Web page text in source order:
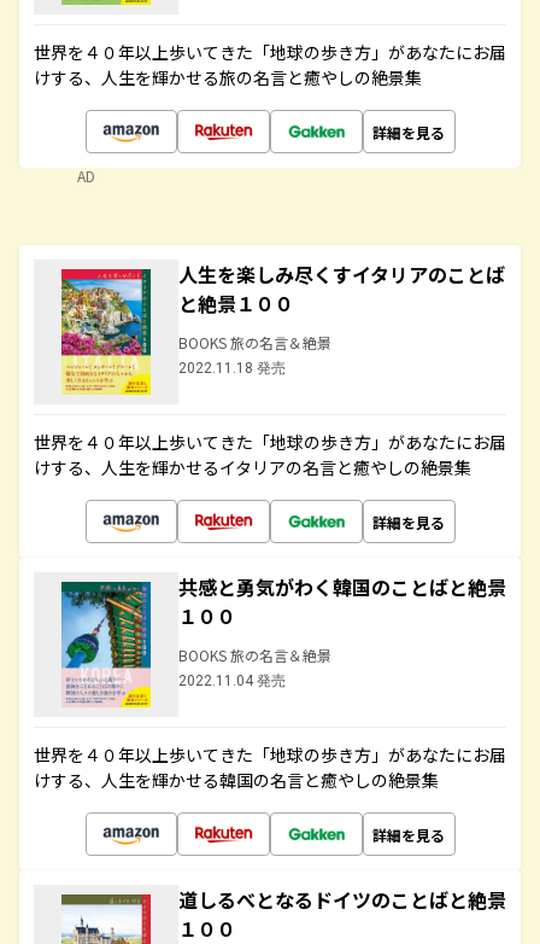
世界を４０年以上歩いてきた「地球の歩き方」があなたにお届
けする、人生を輝かせる旅の名言と癒やしの絶景集
詳細を見る
AD
人生を楽しみ尽くすイタリアのことば
と絶景１００
BOOKS 旅の名言＆絶景
2022.11.18 発売
世界を４０年以上歩いてきた「地球の歩き方」があなたにお届
けする、人生を輝かせるイタリアの名言と癒やしの絶景集
詳細を見る
共感と勇気がわく韓国のことばと絶景
１００
BOOKS 旅の名言＆絶景
2022.11.04 発売
世界を４０年以上歩いてきた「地球の歩き方」があなたにお届
けする、人生を輝かせる韓国の名言と癒やしの絶景集
詳細を見る
道しるべとなるドイツのことばと絶景
１００